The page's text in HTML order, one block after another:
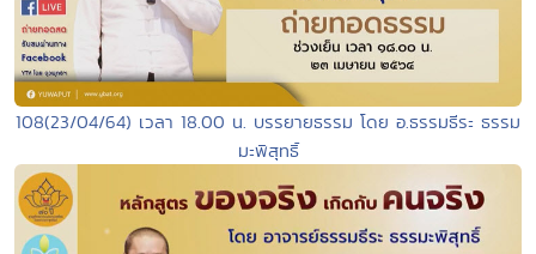
108(23/04/64) เวลา 18.00 น. บรรยายธรรม โดย อ.ธรรมธีระ ธรรม
มะพิสุทธิ์